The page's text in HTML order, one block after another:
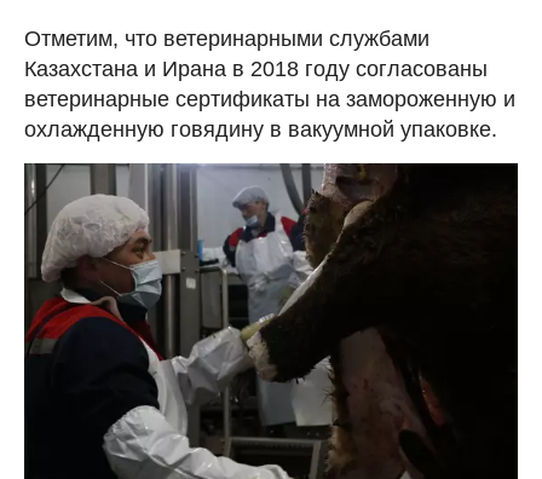
Отметим, что ветеринарными службами
Казахстана и Ирана в 2018 году согласованы
ветеринарные сертификаты на замороженную и
охлажденную говядину в вакуумной упаковке.